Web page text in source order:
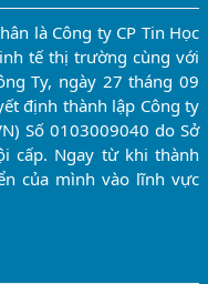
là Công ty CP Tin Học
tế thị trường cùng với
Ty, ngày 27 tháng 09
định thành lập Công ty
Số 0103009040 do Sở
cấp. Ngay từ khi thành
của mình vào lĩnh vực